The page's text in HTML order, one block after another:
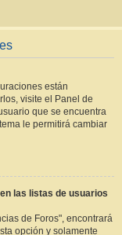
están
visite el Panel de
que se encuentra
le permitirá cambiar
las listas de usuarios
de Foros", encontrará
opción y solamente